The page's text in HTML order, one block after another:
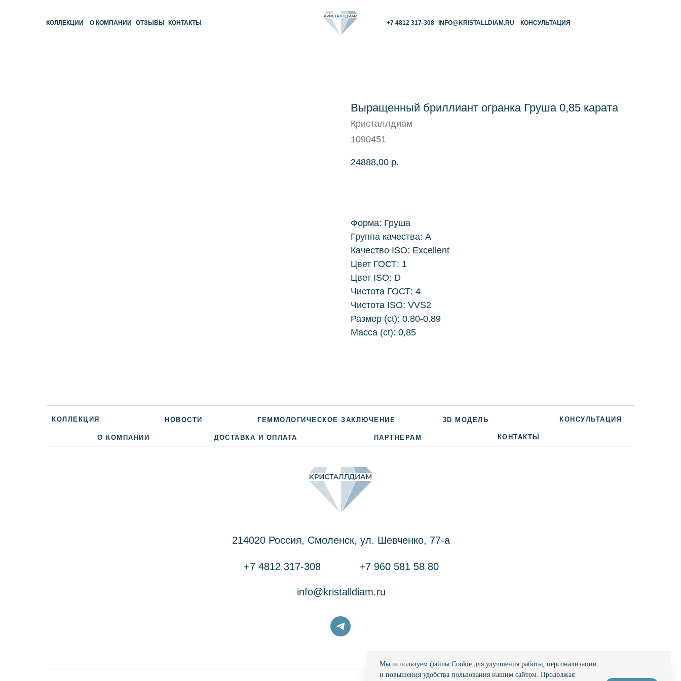
КОЛЛЕКЦИИ О КОМПАНИИ ОТЗЫВЫ КОНТАКТЫ +7 4812 317-308 INFO@KRISTALLDIAM.RU КОНСУЛЬТАЦИЯ
Выращенный бриллиант огранка Груша 0,85 карата
Кристаллдиам
1090451
24888,00 р.
Форма: Груша
Группа качества: А
Качество ISO: Excellent
Цвет ГОСТ: 1
Цвет ISO: D
Чистота ГОСТ: 4
Чистота ISO: VVS2
Размер (ct): 0.80-0.89
Масса (ct): 0,85
info@kristalldiam.ru
214020 Россия, Смоленск, ул. Шевченко, 77-a
+7 4812 317-308 +7 960 581 58 80
КОНТАКТЫ
КОЛЛЕКЦИЯ НОВОСТИ
О КОМПАНИИ ДОСТАВКА И ОПЛАТА ПАРТНЕРАМ
3D МОДЕЛЬ КОНСУЛЬТАЦИЯ
ГЕММОЛОГИЧЕСКОЕ ЗАКЛЮЧЕНИЕ
Мы используем файлы Cookie для улучшения работы, персонализации
и повышения удобства пользования нашим сайтом. Продолжая